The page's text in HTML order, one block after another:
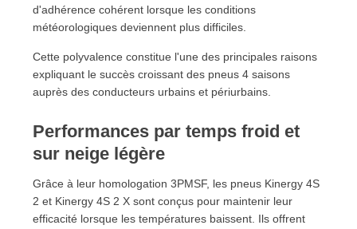
d'adhérence cohérent lorsque les conditions
météorologiques deviennent plus difficiles.
Cette polyvalence constitue l'une des principales raisons
expliquant le succès croissant des pneus 4 saisons
auprès des conducteurs urbains et périurbains.
Performances par temps froid et
sur neige légère
Grâce à leur homologation 3PMSF, les pneus Kinergy 4S
2 et Kinergy 4S 2 X sont conçus pour maintenir leur
efficacité lorsque les températures baissent. Ils offrent